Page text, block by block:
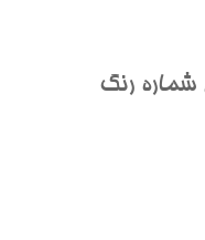
شماره رنگ